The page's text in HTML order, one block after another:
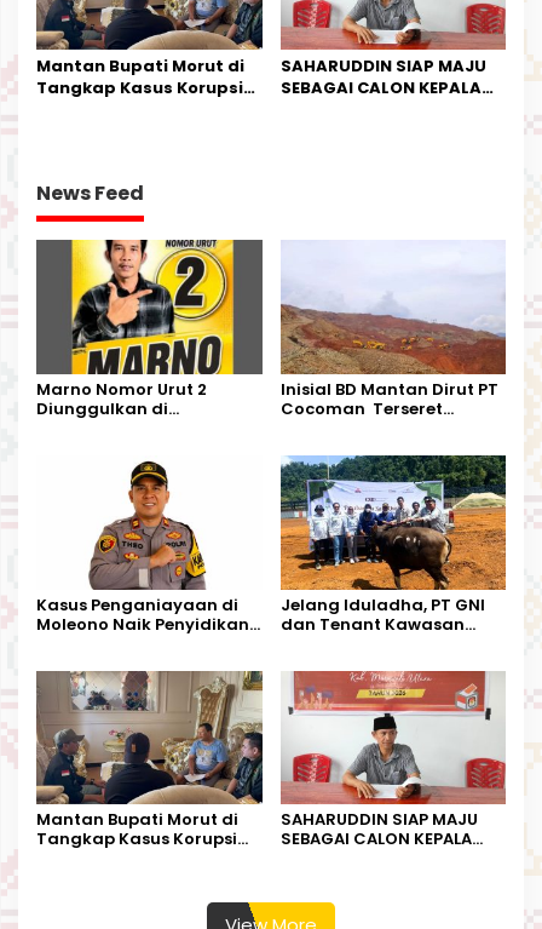
Mantan Bupati Morut di
Tangkap Kasus Korupsi
SAHARUDDIN SIAP MAJU
SEBAGAI CALON KEPALA
News Feed
Marno Nomor Urut 2
Diunggulkan di
Harapan Warga
Inisial BD Mantan Dirut PT
Cocoman Terseret
Kalimantan Barat
Kasus Penganiayaan di
Moleono Naik Penyidikan,
Jelang Iduladha, PT GNI
dan Tenant Kawasan
Mantan Bupati Morut di
Tangkap Kasus Korupsi
SAHARUDDIN SIAP MAJU
SEBAGAI CALON KEPALA